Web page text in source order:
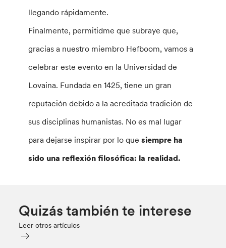
llegando rápidamente.
Finalmente, permitidme que subraye que,
gracias a nuestro miembro Hefboom, vamos a
celebrar este evento en la Universidad de
Lovaina. Fundada en 1425, tiene un gran
reputación debido a la acreditada tradición de
sus disciplinas humanistas. No es mal lugar
para dejarse inspirar por lo quesiempre ha
sido una reflexión filosófica: la realidad.
Quizás también te interese
Leer otros artículos